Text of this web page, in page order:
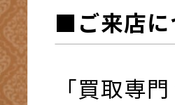
■ご来店に
「買取専